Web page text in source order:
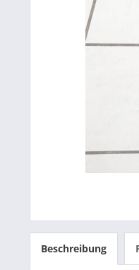
Beschreibung